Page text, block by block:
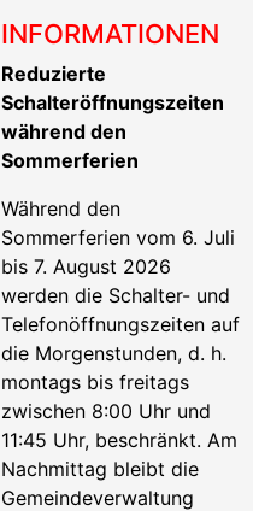
INFORMATIONEN
Reduzierte
Schalteröffnungszeiten
während den
Sommerferien
Während den
Sommerferien vom 6. Juli
bis 7. August 2026
werden die Schalter- und
Telefonöffnungszeiten auf
die Morgenstunden, d. h.
montags bis freitags
zwischen 8:00 Uhr und
11:45 Uhr, beschränkt. Am
Nachmittag bleibt die
Gemeindeverwaltung